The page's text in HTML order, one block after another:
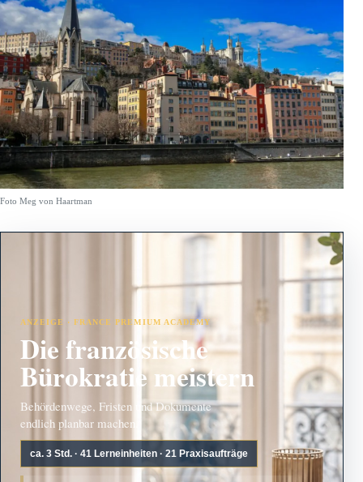
Foto Meg von Haartman
ANZEIGE · FRANCE PREMIUM ACADEMY
Die französische
Bürokratie meistern
Behördenwege, Fristen und Dokumente
endlich planbar machen.
ca. 3 Std. · 41 Lerneinheiten · 21 Praxisaufträge